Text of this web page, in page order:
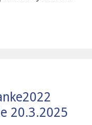
20.3.2025